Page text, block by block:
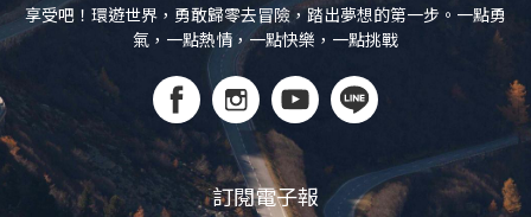
享受吧！環遊世界，勇敢歸零去冒險，踏出夢想的第一步。一點勇
氣，一點熱情，一點快樂，一點挑戰
訂閱電子報